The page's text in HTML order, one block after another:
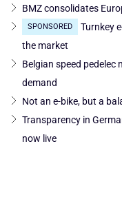
BMZ consolidates
SPONSORED
Turnkey
the market
Belgian speed pedelec
demand
Not an e-bike, but a
Transparency in
now live